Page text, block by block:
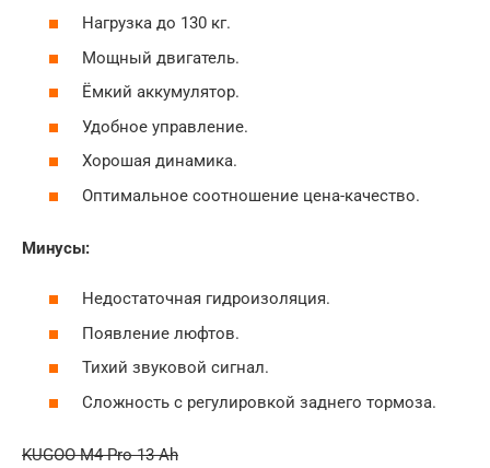
Нагрузка до 130 кг.
Мощный двигатель.
Ёмкий аккумулятор.
Удобное управление.
Хорошая динамика.
Оптимальное соотношение цена-качество.
Минусы:
Недостаточная гидроизоляция.
Появление люфтов.
Тихий звуковой сигнал.
Сложность с регулировкой заднего тормоза.
KUGOO M4 Pro 13 Ah